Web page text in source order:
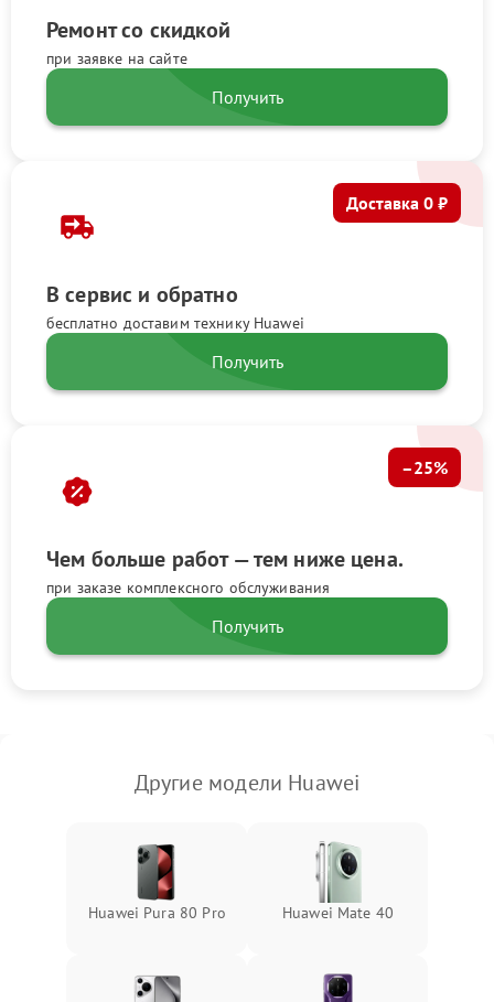
Ремонт со скидкой
при заявке на сайте
Получить
В сервис и обратно
бесплатно доставим технику Huawei
Доставка 0 ₽
Получить
Чем больше работ — тем ниже цена.
при заказе комплексного обслуживания
–25%
Получить
Другие модели Huawei
Huawei Pura 80 Pro Huawei Mate 40